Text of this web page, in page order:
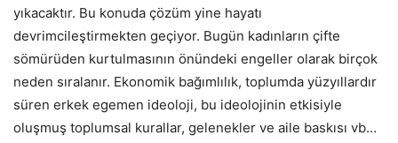
yıkacaktır. Bu konuda çözüm yine hayatı
devrimcileştirmekten geçiyor. Bugün kadınların çifte
sömürüden kurtulmasının önündeki engeller olarak birçok
neden sıralanır. Ekonomik bağımlılık, toplumda yüzyıllardır
süren erkek egemen ideoloji, bu ideolojinin etkisiyle
oluşmuş toplumsal kurallar, gelenekler ve aile baskısı vb…